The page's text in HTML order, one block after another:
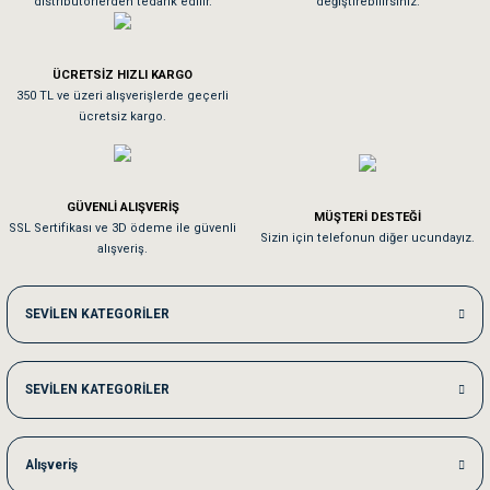
Tavşanım kafesinin kalitesine ve paketlemesine bayıldım
Sa**** On******
Kedilerim beğeniyorlar. Memnunuz. Uygun fiyatta olması iyi.
Me***** Ya******
Akşam verdiğim sipariş bir sonraki gün elime ulaştı. Jack russell köpeğim
Ka***** Ar******
Ufak bir sorun harici sorun olmadı sağolsunlar onuda hemen çözdüler
ÜCRETSİZ HIZLI KARGO
350 TL ve üzeri alışverişlerde geçerli
ücretsiz kargo.
GÜVENLİ ALIŞVERİŞ
SSL Sertifikası ve 3D ödeme ile güvenli
alışveriş.
MÜŞTERİ DESTEĞİ
Sizin için telefonun diğer ucundayız.
SEVİLEN KATEGORİLER
SEVİLEN KATEGORİLER
Alışveriş